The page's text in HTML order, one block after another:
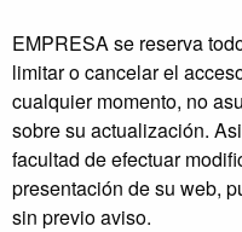
EMPRESA se reserva
limitar o cancelar el
cualquier momento, no
sobre su actualización.
facultad de efectuar
presentación de su web,
sin previo aviso.